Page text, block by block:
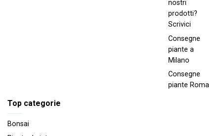
nostri
prodotti?
Scrivici
Consegne
piante a
Milano
Consegne
piante Roma
Top categorie
Bonsai